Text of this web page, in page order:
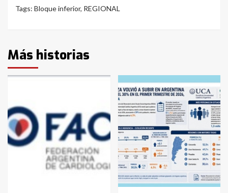
Tags: Bloque inferior, REGIONAL
Más historias